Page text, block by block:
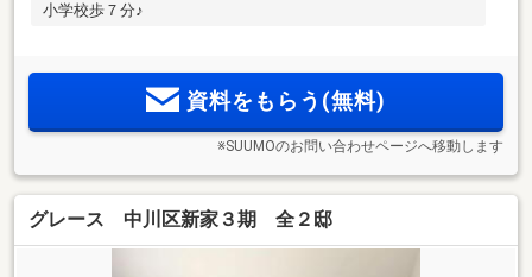
小学校歩７分♪
資料をもらう(無料)
※SUUMOのお問い合わせページへ移動します
グレース 中川区新家３期 全２邸